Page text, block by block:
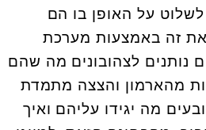
לשלוט על האופן בו הם
זה באמצעות מערכת
נותנים לצהובונים מה שהם
מהארמון והצצה מתמדת
מה יגידו עליהם ואיך